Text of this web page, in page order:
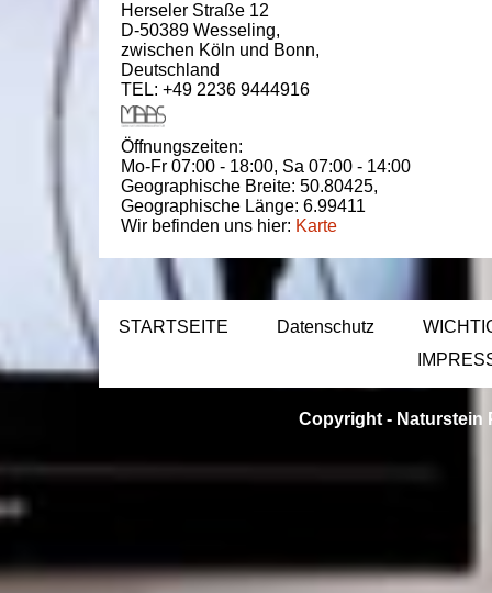
Herseler Straße 12
D-50389 Wesseling,
zwischen Köln und Bonn,
Deutschland
TEL: +49 2236 9444916
Öffnungszeiten:
Mo-Fr 07:00 - 18:00, Sa 07:00 - 14:00
Geographische Breite: 50.80425,
Geographische Länge: 6.99411
Wir befinden uns hier: Karte
STARTSEITE Datenschutz
Copyright - Naturstein